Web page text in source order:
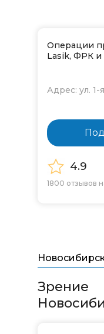
Операции
Lasik, ФРК и
Адрес: ул.
4.9
1800 отзывов
Зрение